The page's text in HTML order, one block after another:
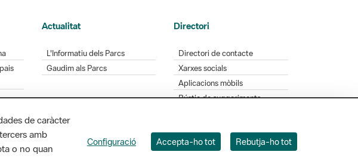
Actualitat
L'Informatiu dels Parcs
Gaudim als Parcs
Directori
Directori de contacte
Xarxes socials
Aplicacions mòbils
Bústia de suggeriments
Llacuna, 1a planta. Badajoz, 49. 08005 Barcelona. Tel. 934 022 428
de caràcter
amb
o no quan
Configuració Accepta-ho tot Rebutja-ho tot